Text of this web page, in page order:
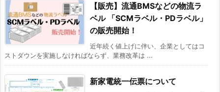
【販売】流通BMSなどの物流ラ
ベル 「SCMラベル・PDラベル」
の販売開始！
近年続く値上げに伴い、企業としてはコ
ストダウンを実施しなければならず、業務改革は ...
新家電統一伝票について